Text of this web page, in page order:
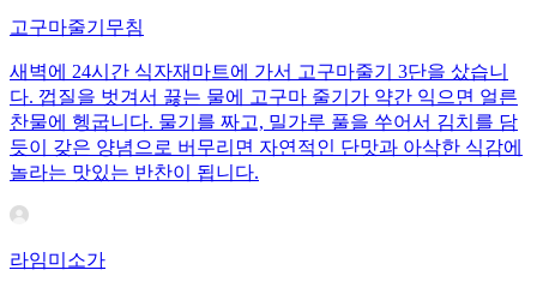
고구마줄기무침
새벽에 24시간 식자재마트에 가서 고구마줄기 3단을 샀습니
다. 껍질을 벗겨서 끓는 물에 고구마 줄기가 약간 익으면 얼른
찬물에 헹굽니다. 물기를 짜고, 밀가루 풀을 쑤어서 김치를 담
듯이 갖은 양념으로 버무리면 자연적인 단맛과 아삭한 식감에
놀라는 맛있는 반찬이 됩니다.
라임미소가